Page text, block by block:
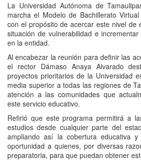
La Universidad Autónoma de
marcha el Modelo de Bachillerato
con el propósito de acercar este nivel de
situación de vulnerabilidad e
en la entidad.
Al encabezar la reunión para definir las
el rector Dámaso Anaya Alvarado
proyectos prioritarios de la Universidad
media superior a todas las regiones de
atención a las comunidades que
este servicio educativo.
Refirió que este programa permitirá a
estudios desde cualquier parte del
ampliando así la cobertura educativa
oportunidad a quienes, por diversas
preparatoria, para que puedan obtener